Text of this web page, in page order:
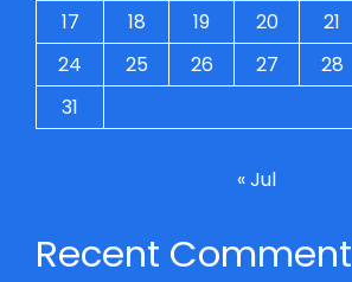
17
18 19 20 21
24
25 26 27 28
31
« Jul
Recent Comment